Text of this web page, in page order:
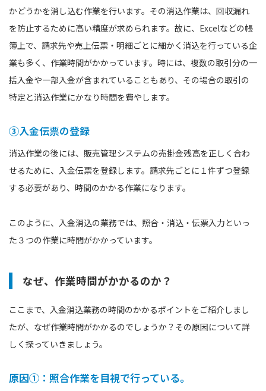
かどうかを消し込む作業を行います。その消込作業は、回収漏れ
を防止するために高い精度が求められます。故に、Excelなどの帳
簿上で、請求先や売上伝票・明細ごとに細かく消込を行っている企
業も多く、作業時間がかかっています。時には、複数の取引分の一
括入金や一部入金が含まれていることもあり、その場合の取引の
特定と消込作業にかなり時間を費やします。
③入金伝票の登録
消込作業の後には、販売管理システムの売掛金残高を正しく合わ
せるために、入金伝票を登録します。請求先ごとに１件ずつ登録
する必要があり、時間のかかる作業になります。
このように、入金消込の業務では、照合・消込・伝票入力といっ
た３つの作業に時間がかかっています。
なぜ、作業時間がかかるのか？
ここまで、入金消込業務の時間のかかるポイントをご紹介しまし
たが、なぜ作業時間がかかるのでしょうか？その原因について詳
しく探っていきましょう。
原因①：照合作業を目視で行っている。